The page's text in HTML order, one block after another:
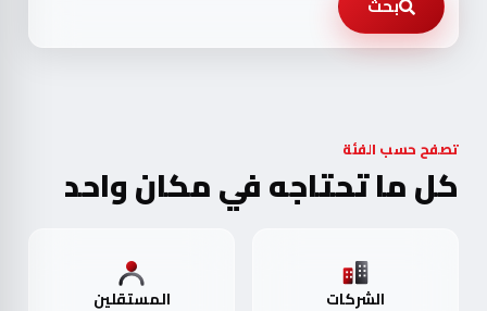
تصفح حسب الفئة
كل ما تحتاجه في مكان واحد
الشركات المستقلين